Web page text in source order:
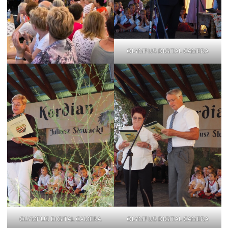
OLYMPUS DIGITAL CAMERA
OLYMPUS DIGITAL CAMERA OLYMPUS DIGITAL CAMERA